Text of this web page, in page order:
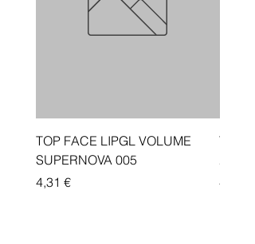
TOP FACE LIPGL VOLUME
SUPERNOVA 005
Price
4,31 €
Traka
Price
4,33 €